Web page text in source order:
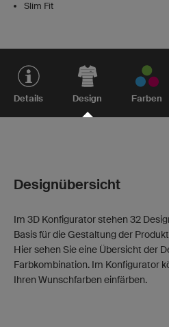
Slim Fit
Details Design Farben
Designübersicht
Im 3D Konfigurator stehen 32
Basis für die Gestaltung der
Hier sehen Sie eine Übersicht der
Farbkombination. Im Konfigurator
Ihren Wunschfarben einfärben.